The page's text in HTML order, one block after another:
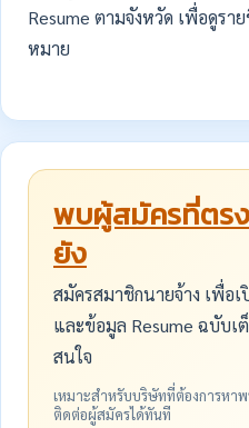
Resume ตามจังหวัด เพื่อดูร
หมาย
พบผู้สมัครที่ตร
ยัง
สมัครสมาชิกนายจ้าง เพื่อเ
และข้อมูล Resume ฉบับ
สนใจ
เหมาะสำหรับบริษัทที่ต้องการหา
ติดต่อผู้สมัครได้ทันที